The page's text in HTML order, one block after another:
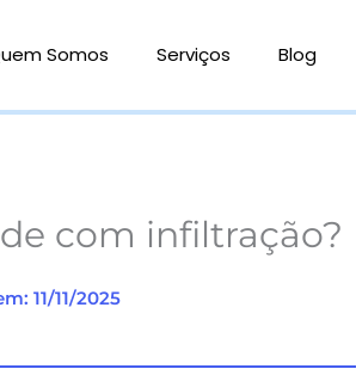
Somos Serviços Blog
com infiltração?
11/11/2025